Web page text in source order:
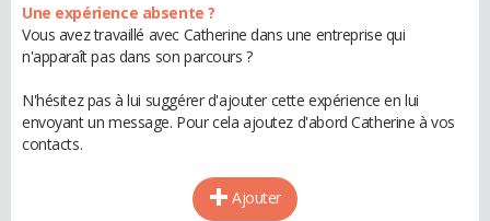
Une expérience absente ?
Vous avez travaillé avec Catherine dans une entreprise qui
n'apparaît pas dans son parcours ?
N'hésitez pas à lui suggérer d'ajouter cette expérience en lui
envoyant un message. Pour cela ajoutez d'abord Catherine à vos
contacts.
Ajouter